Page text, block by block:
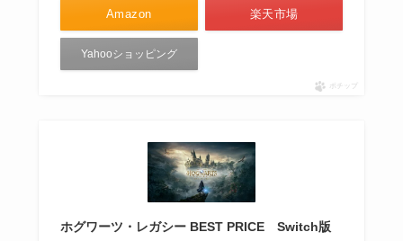
Amazon 楽天市場
Yahooショッピング
ポチップ
ホグワーツ・レガシー BEST PRICE Switch版